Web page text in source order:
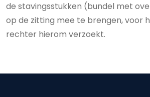
de stavingsstukken (bundel met
op de zitting mee te brengen, voor
rechter hierom verzoekt.